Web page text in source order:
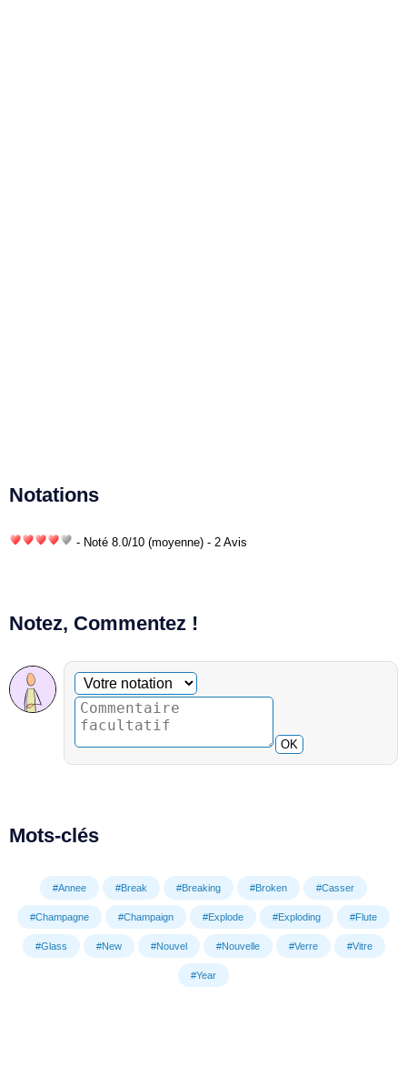
Notations
- Noté 8.0/10 (moyenne) - 2 Avis
Notez, Commentez !
Commentaire facultatif
Votre notation
OK
Mots-clés
#Annee #Break #Breaking #Broken #Casser
#Champagne #Champaign #Explode #Exploding #Flute
#Glass #New #Nouvel #Nouvelle #Verre #Vitre
#Year